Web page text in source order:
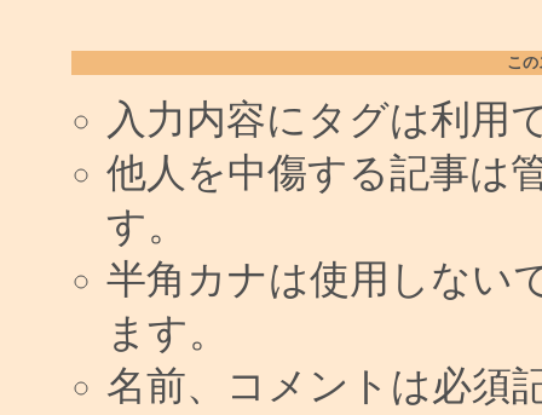
こ
入力内容にタグは利用
他人を中傷する記事は
す。
半角カナは使用しない
ます。
名前、コメントは必須